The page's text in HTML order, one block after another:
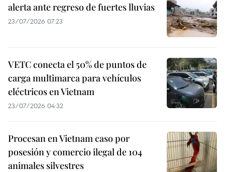
alerta ante regreso de fuertes lluvias
23/07/2026 07:23
VETC conecta el 50% de puntos de
carga multimarca para vehículos
eléctricos en Vietnam
23/07/2026 04:32
Procesan en Vietnam caso por
posesión y comercio ilegal de 104
animales silvestres